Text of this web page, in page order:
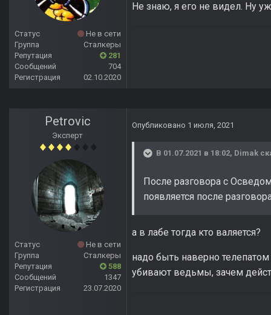
Статус
Не в сети
Группа
Сталкеры
Репутация
281
Сообщений
704
Регистрация
02.10.2020
Не знаю, я его не видел. Ну
Petrovic
Эксперт
Статус
Не в сети
Группа
Сталкеры
Репутация
588
Сообщений
1347
Регистрация
23.07.2020
Опубликовано 1 июля, 2021
В 01.07.2021 в 18:02, Dimak
После разговора с
появляется после
а в лабе тогда кто валяется?
надо быть наверно телепатом
убивают ведьмы, зачем